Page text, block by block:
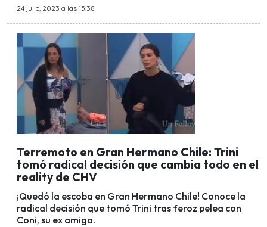
24 julio, 2023 a las 15:38
Terremoto en Gran Hermano Chile: Trini
tomó radical decisión que cambia todo en el
reality de CHV
¡Quedó la escoba en Gran Hermano Chile! Conoce la
radical decisión que tomó Trini tras feroz pelea con
Coni, su ex amiga.